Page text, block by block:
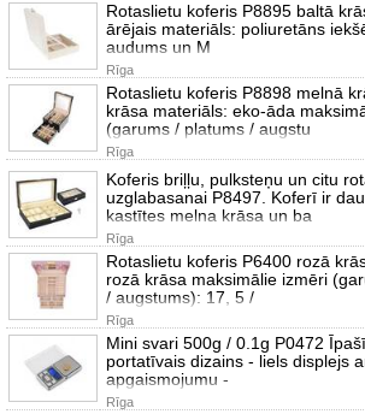
Rotaslietu koferis P8895 baltā
ārējais materiāls: poliuretāns
audums un M
Rīga
Rotaslietu koferis P8898 melnā
krāsa materiāls: eko-āda
(garums / platums / augstu
Rīga
Koferis briļļu, pulksteņu un citu
uzglabasanai P8497. Koferī ir
kastītes melna krāsa un ba
Rīga
Rotaslietu koferis P6400 rozā
rozā krāsa maksimālie izmēri
/ augstums): 17, 5 /
Rīga
Mini svari 500g / 0.1g P0472
portatīvais dizains - liels displejs
apgaismojumu -
Rīga